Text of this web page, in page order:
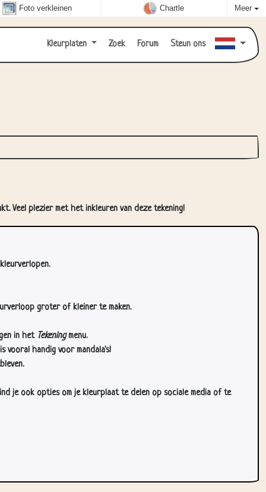
Foto verkleinen Chartle Meer
Kleurplaten Zoek Forum Steun ons
Veel plezier met het inkleuren van deze tekening!
groter of kleiner te maken.
in het Tekeningmenu.
vooral handig voor mandala's!
je ook opties om je kleurplaat te delen op sociale media of te